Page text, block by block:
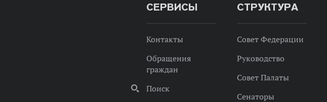
СЕРВИСЫ
Контакты
Обращения
граждан
Поиск
СТРУКТУРА
Совет Федерации
Руководство
Совет Палаты
Сенаторы